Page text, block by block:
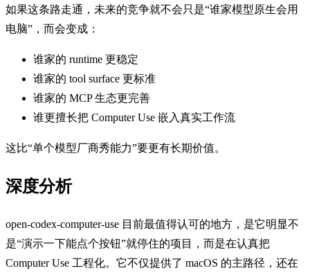
如果这条路走通，未来的竞争就不会只是“谁家模型原生会用
电脑”，而会变成：
谁家的 runtime 更稳定
谁家的 tool surface 更标准
谁家的 MCP 生态更完善
谁更擅长把 Computer Use 嵌入真实工作流
这比“单个模型厂商秀能力”要更有长期价值。
深度分析
open-codex-computer-use 目前最值得认可的地方，是它明显不
是“演示一下能点个按钮”就停住的项目，而是在认真把
Computer Use 工程化。它不仅提供了 macOS 的主路径，还在